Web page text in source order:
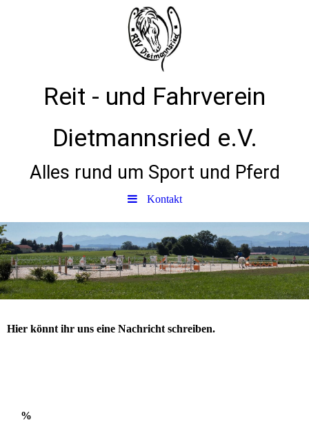
Reit - und Fahrverein
Dietmannsried e.V.
Alles rund um Sport und Pferd
Kontakt
Hier könnt ihr uns eine Nachricht schreiben.
%